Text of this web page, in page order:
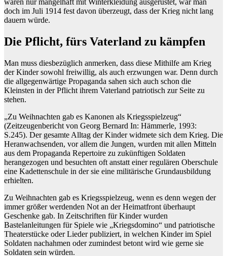
waren nur mangelhaft mit Winterkleidung ausgerüstet, war man
doch im Juli 1914 fest davon überzeugt, dass der Krieg nicht lang
dauern würde.
Die Pflicht, fürs Vaterland zu kämpfen
Man muss diesbezüglich anmerken, dass diese Mithilfe am Krieg
der Kinder sowohl freiwillig, als auch erzwungen war. Denn durch
die allgegenwärtige Propaganda sahen sich auch schon die
Kleinsten in der Pflicht ihrem Vaterland patriotisch zur Seite zu
stehen.
„Zu Weihnachten gab es Kanonen als Kriegsspielzeug“
(Zeitzeugenbericht von Georg Bernard In: Hämmerle, 1993:
S.245). Der gesamte Alltag der Kinder widmete sich dem Krieg. Die
Heranwachsenden, vor allem die Jungen, wurden mit allen Mitteln
aus dem Propaganda Repertoire zu zukünftigen Soldaten
herangezogen und besuchten oft anstatt einer regulären Oberschule
eine Kadettenschule in der sie eine militärische Grundausbildung
erhielten.
Zu Weihnachten gab es Kriegsspielzeug, wenn es denn wegen der
immer größer werdenden Not an der Heimatfront überhaupt
Geschenke gab. In Zeitschriften für Kinder wurden
Bastelanleitungen für Spiele wie „Kriegsdomino“ und patriotische
Theaterstücke oder Lieder publiziert, in welchen Kinder im Spiel
Soldaten nachahmen oder zumindest betont wird wie gerne sie
Soldaten sein würden.